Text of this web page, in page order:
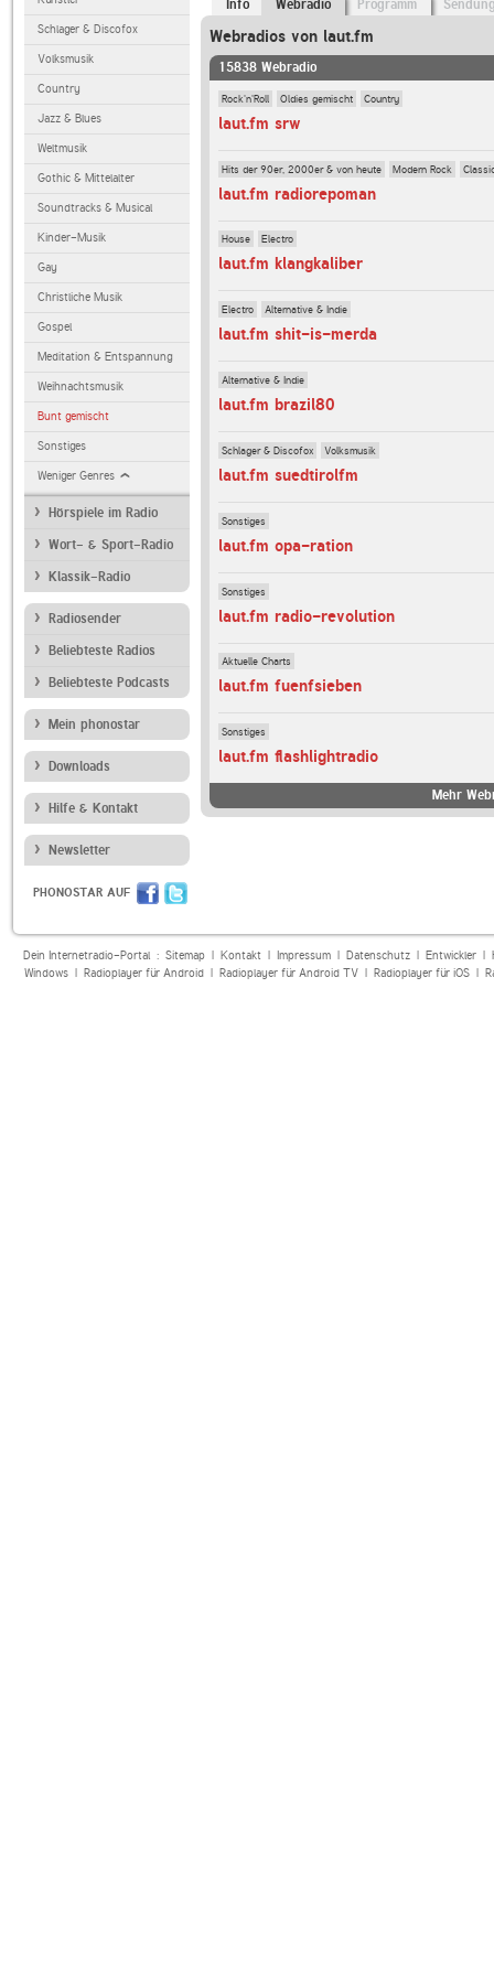
Schlager & Discofox
Volksmusik
Country
Jazz & Blues
Weltmusik
Gothic & Mittelalter
Soundtracks & Musical
Kinder-Musik
Gay
Christliche Musik
Gospel
Meditation & Entspannung
Weihnachtsmusik
Bunt gemischt
Sonstiges
Weniger Genres
Hörspiele im Radio
Wort- & Sport-Radio
Klassik-Radio
Radiosender
Beliebteste Radios
Beliebteste Podcasts
Mein phonostar
Downloads
Hilfe & Kontakt
Newsletter
PHONOSTAR AUF
Info Webradio Programm
Webradios von laut.fm
15838 Webradio
Rock'n'Roll Oldies gemischt Country
laut.fm srw
Hits der 90er, 2000er & von heute Modern Rock
laut.fm radiorepoman
House Electro
laut.fm klangkaliber
Electro Alternative & Indie
laut.fm shit-is-merda
Alternative & Indie
laut.fm brazil80
Schlager & Discofox Volksmusik
laut.fm suedtirolfm
Sonstiges
laut.fm opa-ration
Sonstiges
laut.fm radio-revolution
Aktuelle Charts
laut.fm fuenfsieben
Sonstiges
laut.fm flashlightradio
Mehr
Dein Internetradio-Portal : Sitemap| Kontakt| Impressum| Datenschutz| Entwickler|
Windows| Radioplayer für Android| Radioplayer für Android TV| Radioplayer für iOS|